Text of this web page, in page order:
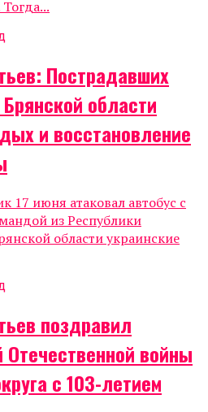
Пострадавших
области
и восстановление
17 июня атаковал автобус с
из Республики
области украинские
поздравил
Отечественной войны
с 103-летием